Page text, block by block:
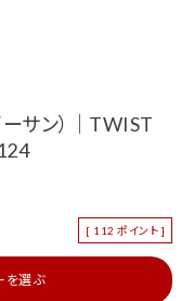
サン）｜TWIST
[ 112 ポイント ]
を選ぶ